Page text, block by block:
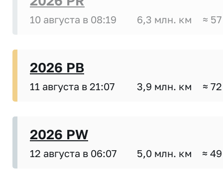
10 августа в 08:19 6,3 млн. км ≈
2026 PB
11 августа в 21:07 3,9 млн. км ≈
2026 PW
12 августа в 06:07 5,0 млн. км ≈